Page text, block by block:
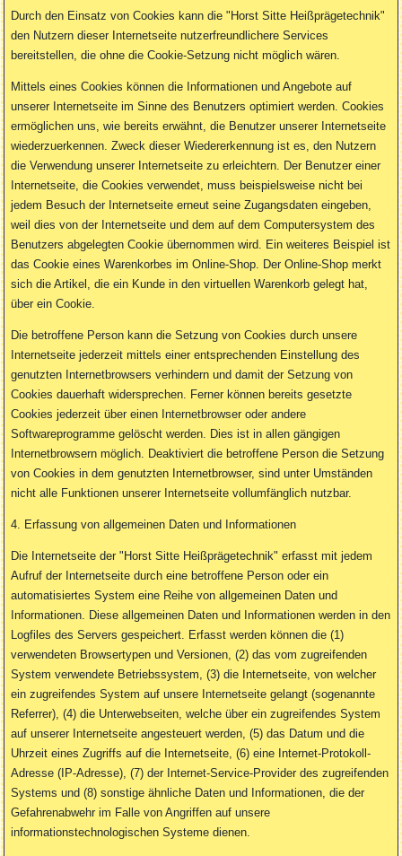
Durch den Einsatz von Cookies kann die "Horst Sitte Heißprägetechnik"
den Nutzern dieser Internetseite nutzerfreundlichere Services
bereitstellen, die ohne die Cookie-Setzung nicht möglich wären.
Mittels eines Cookies können die Informationen und Angebote auf
unserer Internetseite im Sinne des Benutzers optimiert werden. Cookies
ermöglichen uns, wie bereits erwähnt, die Benutzer unserer Internetseite
wiederzuerkennen. Zweck dieser Wiedererkennung ist es, den Nutzern
die Verwendung unserer Internetseite zu erleichtern. Der Benutzer einer
Internetseite, die Cookies verwendet, muss beispielsweise nicht bei
jedem Besuch der Internetseite erneut seine Zugangsdaten eingeben,
weil dies von der Internetseite und dem auf dem Computersystem des
Benutzers abgelegten Cookie übernommen wird. Ein weiteres Beispiel ist
das Cookie eines Warenkorbes im Online-Shop. Der Online-Shop merkt
sich die Artikel, die ein Kunde in den virtuellen Warenkorb gelegt hat,
über ein Cookie.
Die betroffene Person kann die Setzung von Cookies durch unsere
Internetseite jederzeit mittels einer entsprechenden Einstellung des
genutzten Internetbrowsers verhindern und damit der Setzung von
Cookies dauerhaft widersprechen. Ferner können bereits gesetzte
Cookies jederzeit über einen Internetbrowser oder andere
Softwareprogramme gelöscht werden. Dies ist in allen gängigen
Internetbrowsern möglich. Deaktiviert die betroffene Person die Setzung
von Cookies in dem genutzten Internetbrowser, sind unter Umständen
nicht alle Funktionen unserer Internetseite vollumfänglich nutzbar.
4. Erfassung von allgemeinen Daten und Informationen
Die Internetseite der "Horst Sitte Heißprägetechnik" erfasst mit jedem
Aufruf der Internetseite durch eine betroffene Person oder ein
automatisiertes System eine Reihe von allgemeinen Daten und
Informationen. Diese allgemeinen Daten und Informationen werden in den
Logfiles des Servers gespeichert. Erfasst werden können die (1)
verwendeten Browsertypen und Versionen, (2) das vom zugreifenden
System verwendete Betriebssystem, (3) die Internetseite, von welcher
ein zugreifendes System auf unsere Internetseite gelangt (sogenannte
Referrer), (4) die Unterwebseiten, welche über ein zugreifendes System
auf unserer Internetseite angesteuert werden, (5) das Datum und die
Uhrzeit eines Zugriffs auf die Internetseite, (6) eine Internet-Protokoll-
Adresse (IP-Adresse), (7) der Internet-Service-Provider des zugreifenden
Systems und (8) sonstige ähnliche Daten und Informationen, die der
Gefahrenabwehr im Falle von Angriffen auf unsere
informationstechnologischen Systeme dienen.